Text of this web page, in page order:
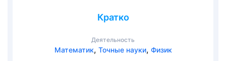
Кратко
Деятельность
Математик, Точные науки, Физик